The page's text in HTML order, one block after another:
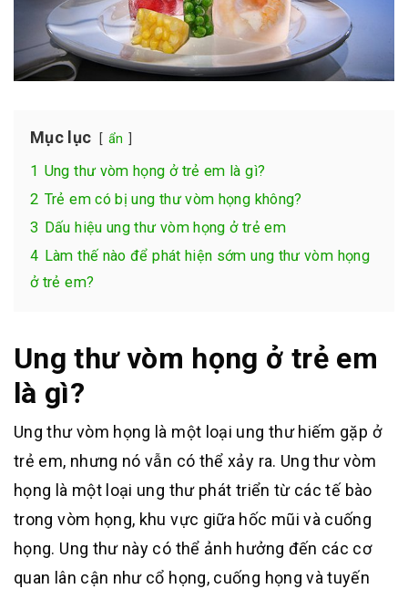
Mục lục ẩn
1 Ung thư vòm họng ở trẻ em là gì?
2 Trẻ em có bị ung thư vòm họng không?
3 Dấu hiệu ung thư vòm họng ở trẻ em
4 Làm thế nào để phát hiện sớm ung thư vòm họng
ở trẻ em?
Ung thư vòm họng ở trẻ em
là gì?
Ung thư vòm họng là một loại ung thư hiếm gặp ở
trẻ em, nhưng nó vẫn có thể xảy ra. Ung thư vòm
họng là một loại ung thư phát triển từ các tế bào
trong vòm họng, khu vực giữa hốc mũi và cuống
họng. Ung thư này có thể ảnh hưởng đến các cơ
quan lân cận như cổ họng, cuống họng và tuyến